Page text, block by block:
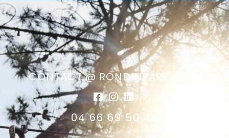
CONTACT @ RONDINPARC.COM
04 66 69 50 46